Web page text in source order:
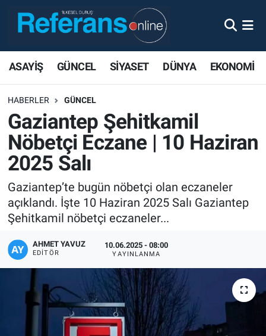
ASAYİŞ GÜNCEL SİYASET DÜNYA EKONOMİ
HABERLER GÜNCEL
Gaziantep Şehitkamil
Nöbetçi Eczane | 10 Haziran
2025 Salı
Gaziantep’te bugün nöbetçi olan eczaneler
açıklandı. İşte 10 Haziran 2025 Salı Gaziantep
Şehitkamil nöbetçi eczaneler...
AHMET YAVUZ
EDITÖR
10.06.2025 - 08:00
YAYINLANMA